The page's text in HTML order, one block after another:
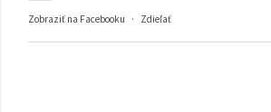
Zobraziť na Facebooku · Zdieľať